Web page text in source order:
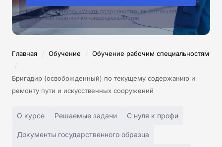
Нажимая на кнопку «Узнать подробности», вы соглашаетесь с
условиями политики конфиденциальностии
Главная / Обучение / Обучение рабочим специальностям
/
Бригадир (освобожденный) по текущему содержанию и
ремонту пути и искусственных сооружений
О курсе Решаемые задачи С нуля к профи
Документы государственного образца